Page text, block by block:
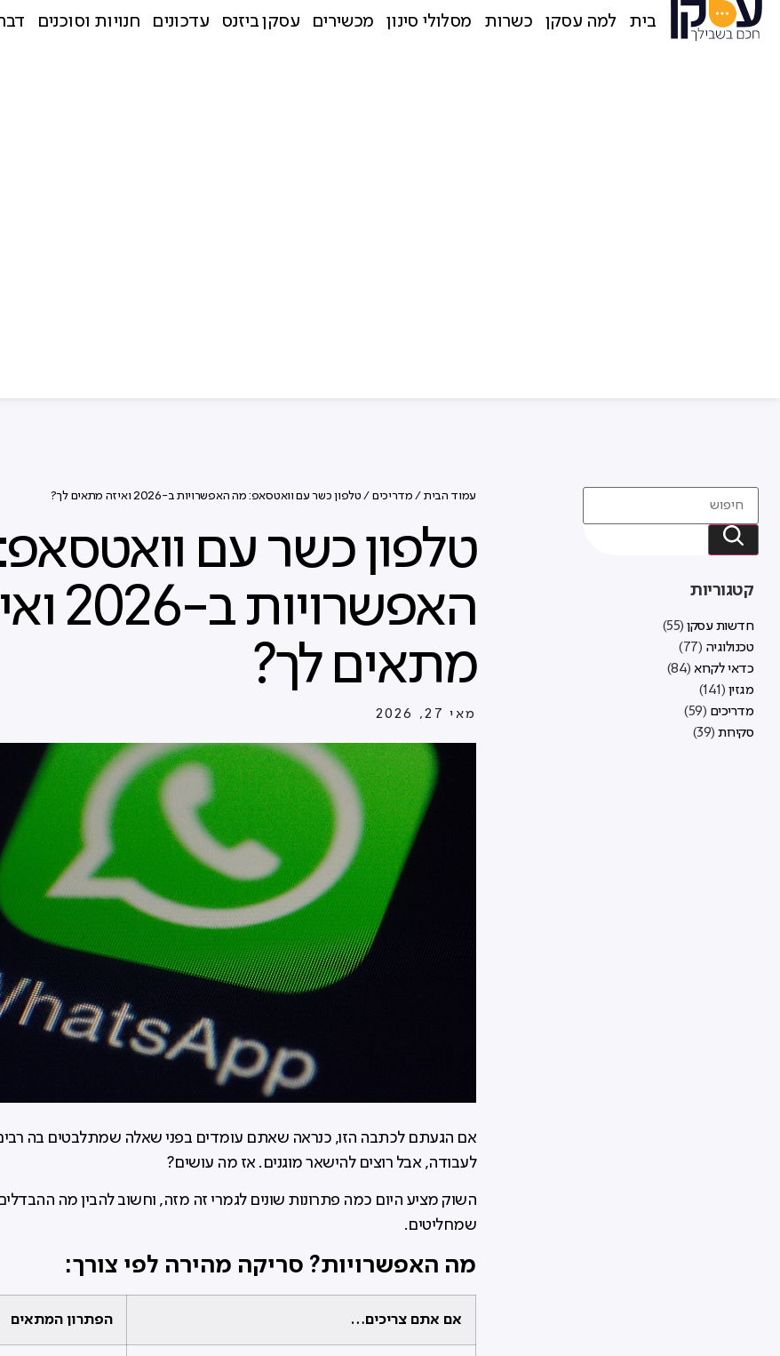
בית למה עסקן כשרות מסלולי סינון מכשירים עסקן ביזנס עדכונים חנויות וסוכנים
קטגוריות
חדשות עסקן (55)
טכנולוגיה (77)
כדאי לקרוא (84)
מגזין (141)
מדריכים (59)
סקירות (39)
עמוד הבית / מדריכים / טלפון כשר עם וואטסאפ: מה האפשרויות ב-2026 ואיזה מתאים לך?
טלפון כשר עם
מתאים לך?
מאי 27, 2026
אם הגעתם לכתבה הזו, כנראה שאתם עומדים בפני שאלה שמתלבטים בה
לעבודה, אבל רוצים להישאר מוגנים. אז מה עושים?
השוק מציע היום כמה פתרונות שונים לגמרי זה מזה, וחשוב להבין מה
שמחליטים.
מה האפשרויות? סריקה מהירה לפי צורך:
אם אתם צריכים… הפתרון המתאים